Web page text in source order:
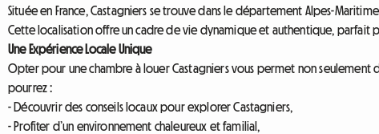
Située en France, Castagniers se trouve dans le département Alpes-
Cette localisation offre un cadre de vie dynamique et authentique, parfait
Une Expérience Locale Unique
Opter pour une chambre à louer Castagniers vous permet non
pourrez :
- Découvrir des conseils locaux pour explorer Castagniers,
- Profiter d’un environnement chaleureux et familial,